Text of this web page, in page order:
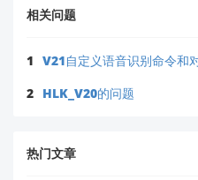
💡进一步支持
若您已完成上述步骤仍无法
词/命令词，请提供以下信
📧support@hlktech.cn
具体现象描述（附串口
相关问题
1 V21自定义语音识别命令和
2 HLK_V20的问题
热门文章